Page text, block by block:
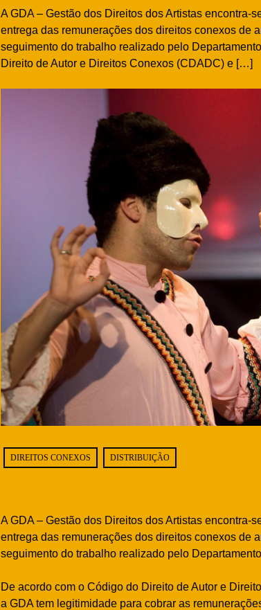
A GDA – Gestão dos Direitos dos Artistas encontra-
entrega das remunerações dos direitos conexos de
seguimento do trabalho realizado pelo
Direito de Autor e Direitos Conexos (CDADC) e […]
DIREITOS CONEXOS DISTRIBUIÇÃO
A GDA – Gestão dos Direitos dos Artistas encontra-
entrega das remunerações dos direitos conexos de
seguimento do trabalho realizado pelo
De acordo com o Código do Direito de Autor e
a GDA tem legitimidade para cobrar as